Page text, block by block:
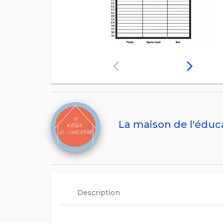
arrow_back_ios arrow_forward_ios
La maison de
Description